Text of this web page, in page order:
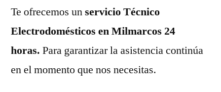
Te ofrecemos unservicio Técnico
Electrodomésticos en Milmarcos 24
horas. Para garantizar la asistencia continúa
en el momento que nos necesitas.